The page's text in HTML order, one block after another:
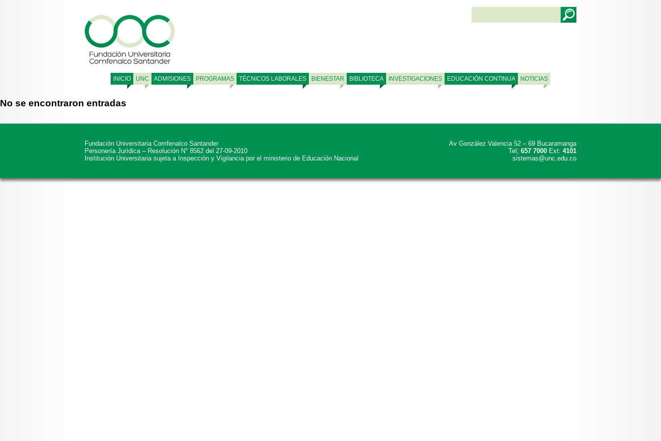
INICIO UNC ADMISIONES PROGRAMAS TÉCNICOS LABORALES BIENESTAR BIBLIOTECA INVESTIGACIONES EDUCACIÓN CONTINUA NOTICIAS
No se encontraron entradas
Fundación Universitaria Comfenalco Santander
Personería Jurídica – Resolución N° 8562 del 27-09-2010
Institución Universitaria sujeta a Inspección y Vigilancia por el ministerio de Educación Nacional
Av González Valencia 52 – 69 Bucaramanga
Tel; 657 7000 Ext: 4101
sistemas@unc.edu.co